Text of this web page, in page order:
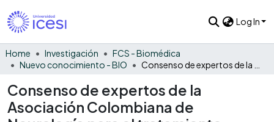
Log In
Home Investigación
FCS - Biomédica
Nuevo conocimiento - BIO
Consenso de expertos de la
Asociación Colombiana de